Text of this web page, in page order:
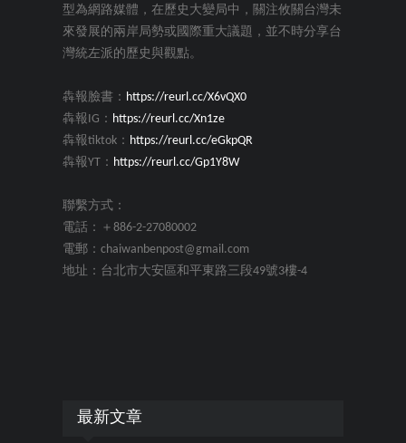
型為網路媒體，在歷史大變局中，關注攸關台灣未
來發展的兩岸局勢或國際重大議題，並不時分享台
灣統左派的歷史與觀點。
犇報臉書： https://reurl.cc/X6vQX0
犇報IG： https://reurl.cc/Xn1ze
犇報tiktok： https://reurl.cc/eGkpQR
犇報YT： https://reurl.cc/Gp1Y8W
聯繫方式：
電話：＋886-2-27080002
電郵：chaiwanbenpost@gmail.com
地址：台北市大安區和平東路三段49號3樓-4
最新文章